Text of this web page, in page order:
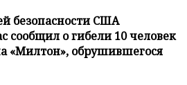
безопасности США
сообщил о гибели 10 человек
«Милтон», обрушившегося